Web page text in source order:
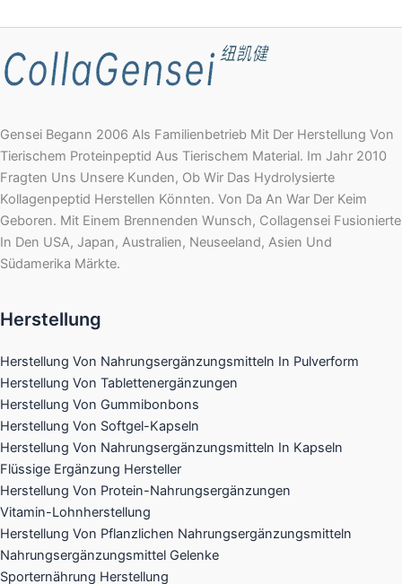
Gensei Begann 2006 Als Familienbetrieb Mit Der Herstellung Von
Tierischem Proteinpeptid Aus Tierischem Material. Im Jahr 2010
Fragten Uns Unsere Kunden, Ob Wir Das Hydrolysierte
Kollagenpeptid Herstellen Könnten. Von Da An War Der Keim
Geboren. Mit Einem Brennenden Wunsch, Collagensei Fusionierte
In Den USA, Japan, Australien, Neuseeland, Asien Und
Südamerika Märkte.
Herstellung
Herstellung Von Nahrungsergänzungsmitteln In Pulverform
Herstellung Von Tablettenergänzungen
Herstellung Von Gummibonbons
Herstellung Von Softgel-Kapseln
Herstellung Von Nahrungsergänzungsmitteln In Kapseln
Flüssige Ergänzung Hersteller
Herstellung Von Protein-Nahrungsergänzungen
Vitamin-Lohnherstellung
Herstellung Von Pflanzlichen Nahrungsergänzungsmitteln
Nahrungsergänzungsmittel Gelenke​
Sporternährung Herstellung